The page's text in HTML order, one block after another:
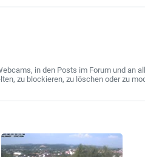
in den Posts im Forum und an
zu blockieren, zu löschen oder zu